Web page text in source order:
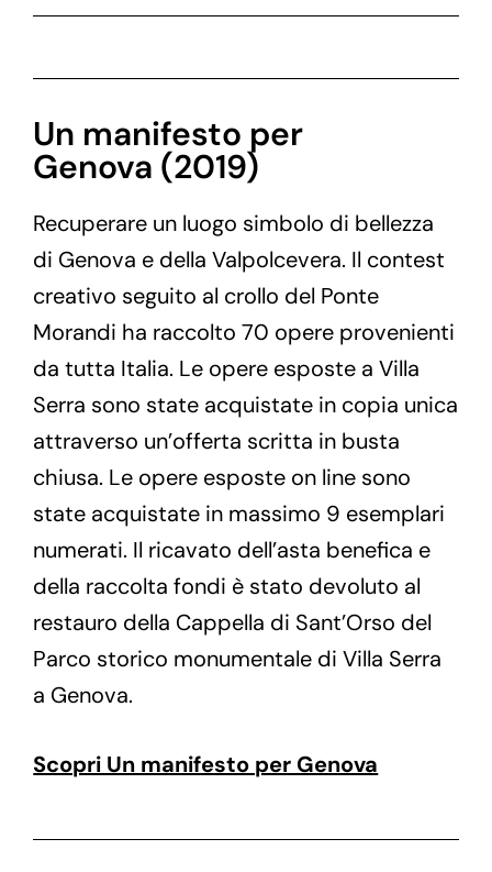
Un manifesto per
Genova (2019)
Recuperare un luogo simbolo di bellezza
di Genova e della Valpolcevera. Il contest
creativo seguito al crollo del Ponte
Morandi ha raccolto 70 opere provenienti
da tutta Italia. Le opere esposte a Villa
Serra sono state acquistate in copia unica
attraverso un’offerta scritta in busta
chiusa. Le opere esposte on line sono
state acquistate in massimo 9 esemplari
numerati. Il ricavato dell’asta benefica e
della raccolta fondi è stato devoluto al
restauro della Cappella di Sant’Orso del
Parco storico monumentale di Villa Serra
a Genova.
Scopri Un manifesto per Genova